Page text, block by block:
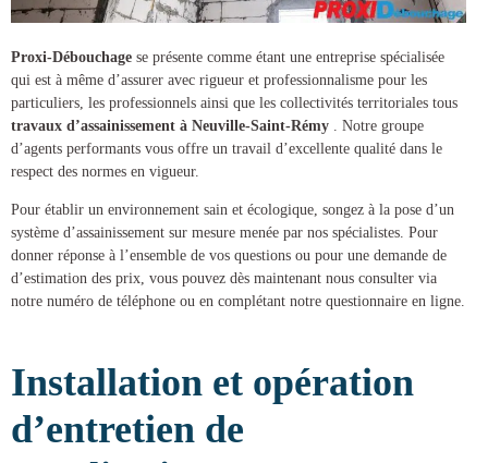
Proxi-Débouchage se présente comme étant une entreprise spécialisée
qui est à même d’assurer avec rigueur et professionnalisme pour les
particuliers, les professionnels ainsi que les collectivités territoriales tous
travaux d’assainissement à Neuville-Saint-Rémy
. Notre groupe
d’agents performants vous offre un travail d’excellente qualité dans le
respect des normes en vigueur.
Pour établir un environnement sain et écologique, songez à la pose d’un
système d’assainissement sur mesure menée par nos spécialistes. Pour
donner réponse à l’ensemble de vos questions ou pour une demande de
d’estimation des prix, vous pouvez dès maintenant nous consulter via
notre numéro de téléphone ou en complétant notre questionnaire en ligne.
Installation et opération
d’entretien de